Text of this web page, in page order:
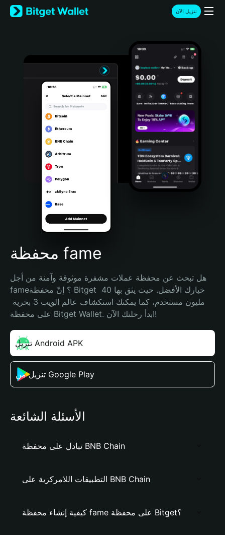
English
日本語
Türkçe
Português (Portugal)
Bahasa Indonesia
Português (Brasil)
Español (Argentina)
تنزيل الآن
محفظة fame
هل تبحث عن محفظة عملات مشفرة موثوقة وآمنة من أجل
fame؟ إنّ محفظة Bitget خيارك الأفضل. حيث يثق بها 40
على محفظة Bitget Wallet. ابدأ رحلتك الآن!
تنزيل Android APK
تنزيل من Google Play
الأسئلة الشائعة
تبادل على محفظة BNB Chain
التطبيقات اللامركزية على BNB Chain
كيفية إنشاء محفظة fame على محفظة Bitget؟